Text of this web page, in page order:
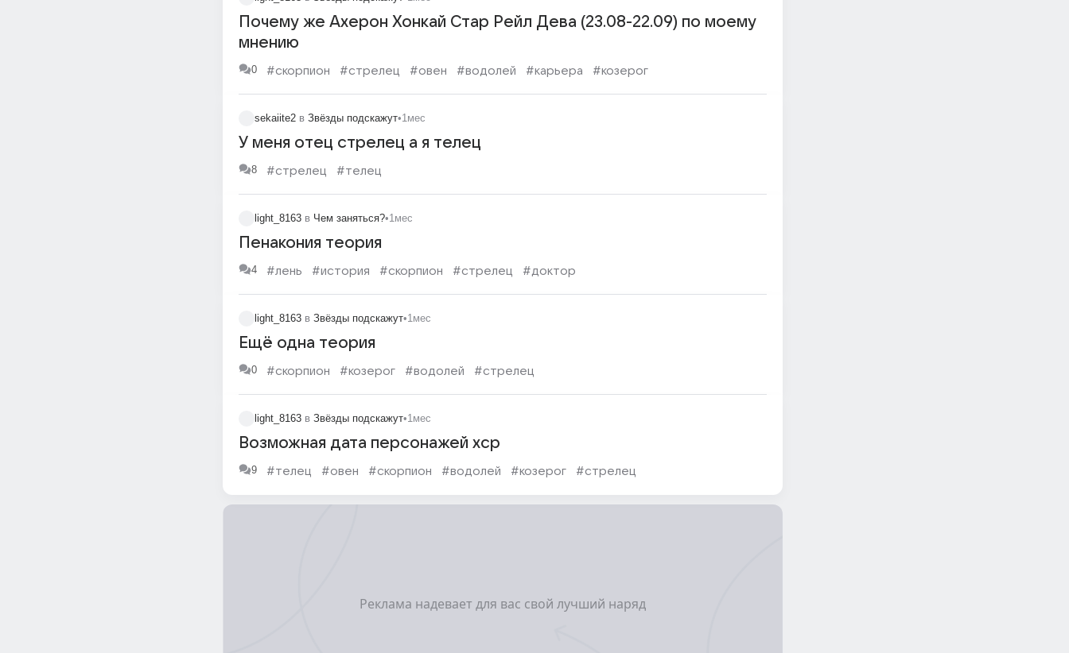
Почему же Ахерон Хонкай Стар Рейл Дева (23.08-22.09) по моему
мнению
0 #скорпион #стрелец #овен #водолей #карьера #козерог
sekaiite2 в Звёзды подскажут•1мес
У меня отец стрелец а я телец
8 #стрелец #телец
light_8163 в Чем заняться?•1мес
Пенакония теория
4 #лень #история #скорпион #стрелец #доктор
light_8163 в Звёзды подскажут•1мес
Ещё одна теория
0 #скорпион #козерог #водолей #стрелец
light_8163 в Звёзды подскажут•1мес
Возможная дата персонажей хср
9 #телец #овен #скорпион #водолей #козерог #стрелец